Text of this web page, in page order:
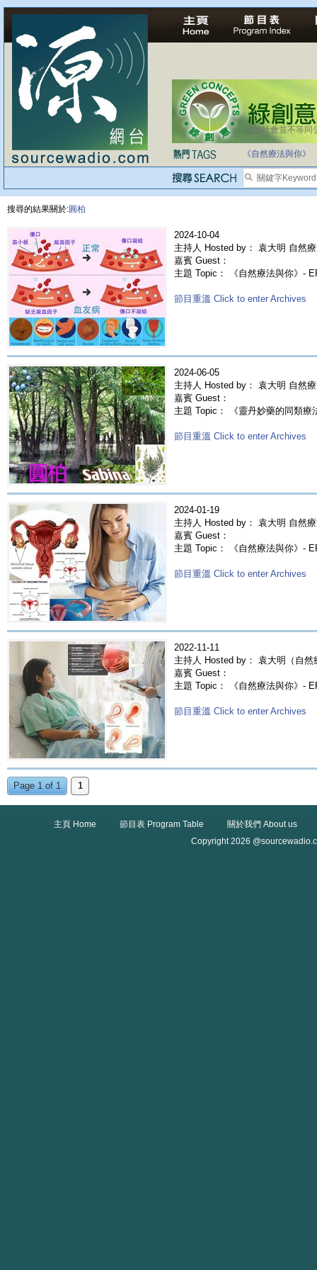
法治社會並不等同
自家教育合法化-
《自然療法與你》
搜尋的結果關於:圓柏
2024-10-04
主持人 Hosted by： 袁大明 自然
嘉賓 Guest：
主題 Topic： 《自然療法與你》-
節目重溫 Click to enter Archives
2024-06-05
主持人 Hosted by： 袁大明 自然
嘉賓 Guest：
主題 Topic： 《靈丹妙藥的同類
節目重溫 Click to enter Archives
2024-01-19
主持人 Hosted by： 袁大明 自然
嘉賓 Guest：
主題 Topic： 《自然療法與你》-
節目重溫 Click to enter Archives
2022-11-11
主持人 Hosted by： 袁大明（自然
嘉賓 Guest：
主題 Topic： 《自然療法與你》-
節目重溫 Click to enter Archives
Page 1 of 1 1
主頁 Home 節目表 Program Table
關於我們 About us
Copyright 2026